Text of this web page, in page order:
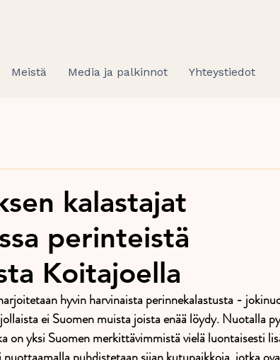
Meistä Media ja palkinnot Yhteystiedot
kalastajat
perinteistä
Koitajoella
hyvin harvinaista perinnekalastusta -
ei Suomen muista joista enää löydy. Nuotalla
on yksi Suomen merkittävimmistä vielä luontaisesti